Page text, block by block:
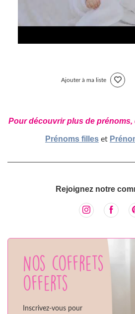
Ajouter à ma liste
Pour découvrir plus de
Prénoms filles et
Rejoignez notre
Nos coffrets
offerts
Inscrivez-vous pour